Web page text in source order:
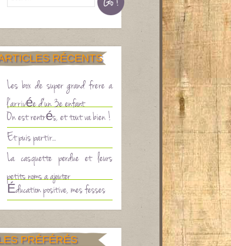
RÉCENTS
Les box de super grand frère à
l’arrivée d’un 3è enfant
On est rentrés, et tout va bien !
Et puis partir…
La casquette perdue et leurs
Éducation positive, mes fesses
PRÉFÉRÉS